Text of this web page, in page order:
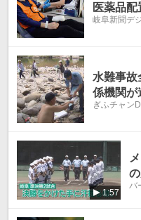
医薬品
岐阜新聞デ
水難事
係機関が
ぎふチャン
1:57
バ